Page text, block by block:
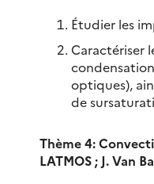
Étudier les
Caractériser
optiques),
de
Thème 4:
LATMOS ; J. Van